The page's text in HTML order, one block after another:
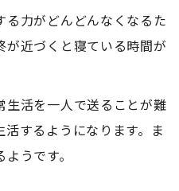
力がどんどんなくなるた
が近づくと寝ている時間が
生活を一人で送ることが難
するようになります。ま
うです。